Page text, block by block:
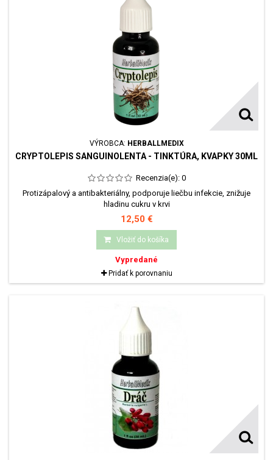
VÝROBCA: HERBALLMEDIX
CRYPTOLEPIS SANGUINOLENTA - TINKTÚRA, KVAPKY 30ML
Recenzia(e): 0
Protizápalový a antibakteriálny, podporuje liečbu infekcie, znižuje
hladinu cukru v krvi
12,50 €
Vložiť do košíka
Vypredané
Pridať k porovnaniu